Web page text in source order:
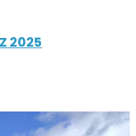
2025